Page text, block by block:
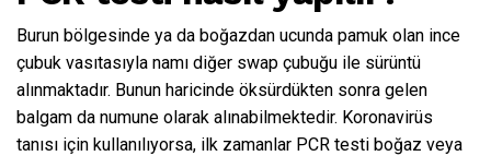
Burun bölgesinde ya da boğazdan ucunda pamuk olan ince
çubuk vasıtasıyla namı diğer swap çubuğu ile sürüntü
alınmaktadır. Bunun haricinde öksürdükten sonra gelen
balgam da numune olarak alınabilmektedir. Koronavirüs
tanısı için kullanılıyorsa, ilk zamanlar PCR testi boğaz veya